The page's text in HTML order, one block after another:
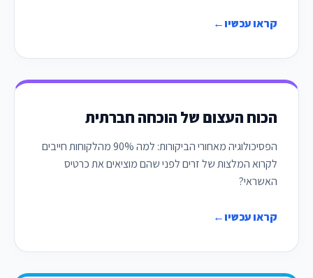
קראו עכשיו←
הכוח העצום של הוכחה חברתית
הפסיכולוגיה מאחורי הביקורות: למה 90% מהלקוחות חייבים
לקרוא המלצות של זרים לפני שהם מוציאים את כרטיס
האשראי?
קראו עכשיו←